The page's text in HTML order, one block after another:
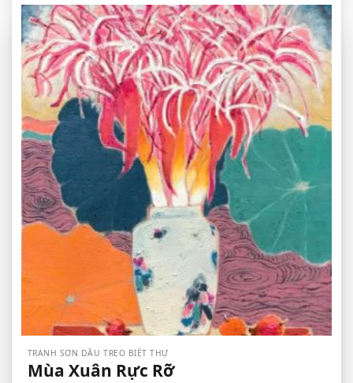
TRANH SƠN DẦU TREO BIỆT THỰ
Mùa Xuân Rực Rỡ